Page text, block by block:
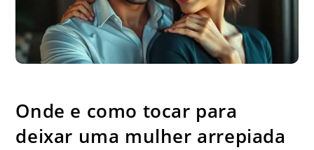
Onde e como tocar para
deixar uma mulher arrepiada